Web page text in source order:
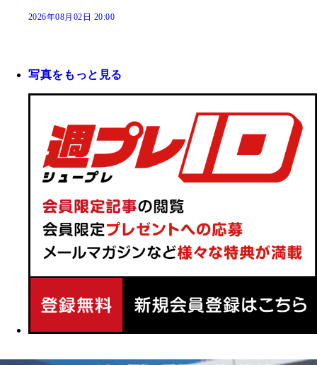
2026年08月02日 20:00
写真をもっと見る